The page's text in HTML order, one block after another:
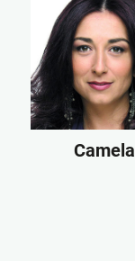
Camela